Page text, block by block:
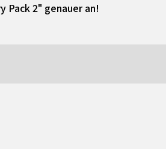
Pack 2" genauer an!